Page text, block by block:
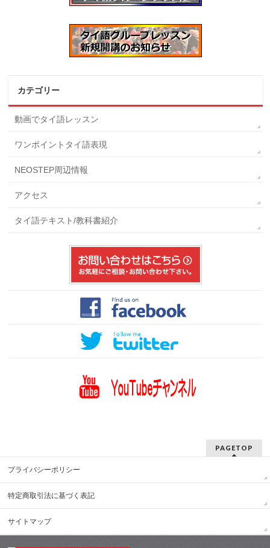
カテゴリー
動画でタイ語レッスン
ワンポイントタイ語表現
NEOSTEP周辺情報
アクセス
タイ語テキスト/教科書紹介
PAGETOP
プライバシーポリシー
特定商取引法に基づく表記
サイトマップ